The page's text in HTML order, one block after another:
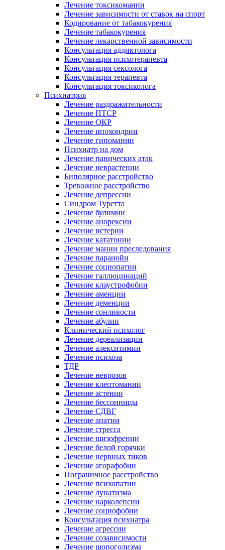
Лечение токсикомании
Лечение зависимости от ставок на спорт
Кодирование от табакокурения
Лечение табакокурения
Лечение лекарственной зависимости
Консультация аддиктолога
Консультация психотерапевта
Консультация сексолога
Консультация терапевта
Консультация токсиколога
Психиатрия
Лечение раздражительности
Лечение ПТСР
Лечение ОКР
Лечение ипохондрии
Лечение гипомании
Психиатр на дом
Лечение панических атак
Лечение неврастении
Биполярное расстройство
Тревожное расстройство
Лечение депрессии
Синдром Туретта
Лечение булимии
Лечение анорексии
Лечение истерии
Лечение кататонии
Лечение мании преследования
Лечение паранойи
Лечение социопатии
Лечение галлюцинаций
Лечение клаустрофобии
Лечение аменции
Лечение деменции
Лечение сонливости
Лечение абулии
Клинический психолог
Лечение дереализации
Лечение алекситимии
Лечение психоза
ТДР
Лечение неврозов
Лечение клептомании
Лечение астении
Лечение бессонницы
Лечение СДВГ
Лечение апатии
Лечение стресса
Лечение шизофрении
Лечение белой горячки
Лечение нервных тиков
Лечение агорафобии
Пограничное расстройство
Лечение психопатии
Лечение лунатизма
Лечение нарколепсии
Лечение социофобии
Консультация психиатра
Лечение агрессии
Лечение созависимости
Лечение шопоголизма